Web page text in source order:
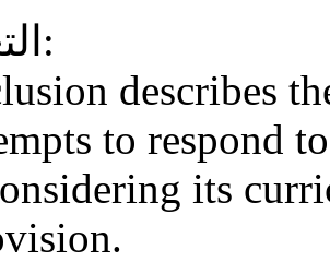
التعريف:
describes
to respond
its